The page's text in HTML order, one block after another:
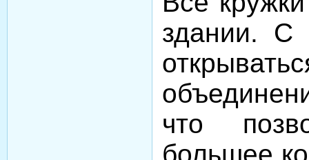
здании. С
что
большее